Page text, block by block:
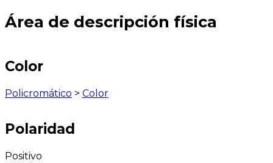
Área de descripción física
Color
Policromático > Color
Polaridad
Positivo